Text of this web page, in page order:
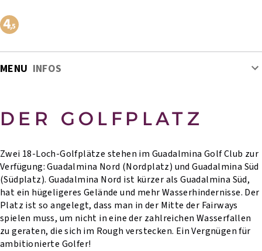
MENU INFOS
DER GOLFPLATZ
Zwei 18-Loch-Golfplätze stehen im Guadalmina Golf Club zur
Verfügung: Guadalmina Nord (Nordplatz) und Guadalmina Süd
(Südplatz). Guadalmina Nord ist kürzer als Guadalmina Süd,
hat ein hügeligeres Gelände und mehr Wasserhindernisse. Der
Platz ist so angelegt, dass man in der Mitte der Fairways
spielen muss, um nicht in eine der zahlreichen Wasserfallen
zu geraten, die sich im Rough verstecken. Ein Vergnügen für
ambitionierte Golfer!